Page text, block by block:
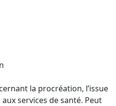
la procréation, l’issue
aux services de santé. Peut